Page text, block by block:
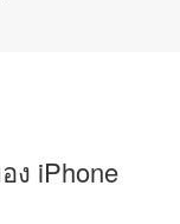
ง iPhone